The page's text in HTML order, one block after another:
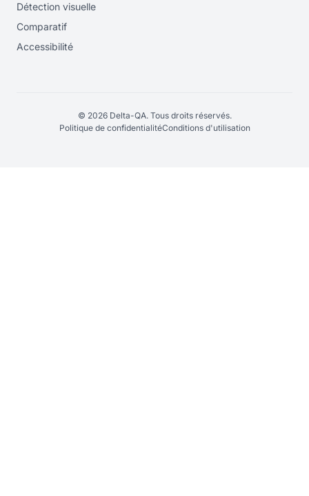
Détection visuelle
Comparatif
Accessibilité
© 2026 Delta-QA. Tous droits réservés.
Politique de confidentialitéConditions d'utilisation